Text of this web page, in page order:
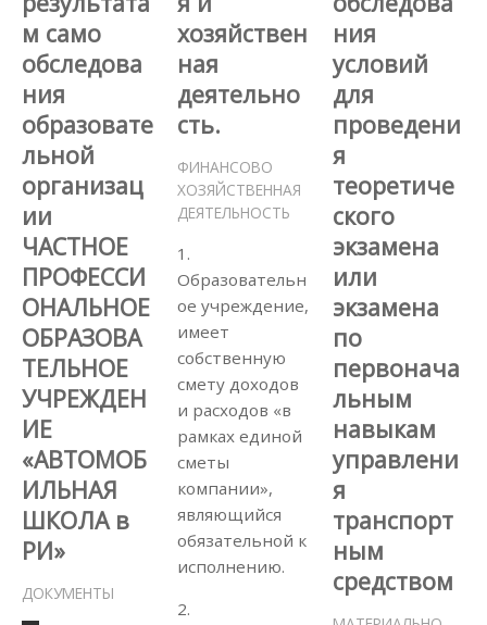
м само
обследова
ния
образовате
льной
организац
ии
ЧАСТНОЕ
ПРОФЕССИ
ОНАЛЬНОЕ
ОБРАЗОВА
ТЕЛЬНОЕ
УЧРЕЖДЕН
ИЕ
«АВТОМОБ
ИЛЬНАЯ
ШКОЛА в
РИ»
ДОКУМЕНТЫ
хозяйствен
ная
деятельно
сть.
ФИНАНСОВО
ХОЗЯЙСТВЕННАЯ
ДЕЯТЕЛЬНОСТЬ
1.
Образовательн
ое учреждение,
имеет
собственную
смету доходов
и расходов «в
рамках единой
сметы
компании»,
являющийся
обязательной к
исполнению.
2.
ния
условий
для
проведени
я
теоретиче
ского
экзамена
или
экзамена
по
первонача
льным
навыкам
управлени
я
транспорт
ным
средством